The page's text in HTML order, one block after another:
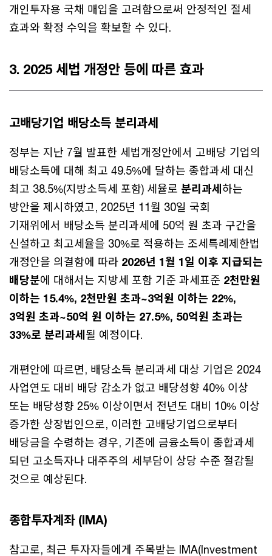
개인투자용 국채 매입을 고려함으로써 안정적인 절세
효과와 확정 수익을 확보할 수 있다.
3. 2025 세법 개정안 등에 따른 효과
고배당기업 배당소득 분리과세
정부는 지난 7월 발표한 세법개정안에서 고배당 기업의
배당소득에 대해 최고 49.5%에 달하는 종합과세 대신
최고 38.5%(지방소득세 포함) 세율로 분리과세하는
방안을 제시하였고, 2025년 11월 30일 국회
기재위에서 배당소득 분리과세에 50억 원 초과 구간을
신설하고 최고세율을 30%로 적용하는 조세특례제한법
개정안을 의결함에 따라 2026년 1월 1일 이후 지급되는
배당분에 대해서는 지방세 포함 기준 과세표준 2천만원
이하는 15.4%, 2천만원 초과~3억원 이하는 22%,
3억원 초과~50억 원 이하는 27.5%, 50억원 초과는
33%로 분리과세될 예정이다.
개편안에 따르면, 배당소득 분리과세 대상 기업은 2024
사업연도 대비 배당 감소가 없고 배당성향 40% 이상
또는 배당성향 25% 이상이면서 전년도 대비 10% 이상
증가한 상장법인으로, 이러한 고배당기업으로부터
배당금을 수령하는 경우, 기존에 금융소득이 종합과세
되던 고소득자나 대주주의 세부담이 상당 수준 절감될
것으로 예상된다.
종합투자계좌 (IMA)
참고로, 최근 투자자들에게 주목받는 IMA(Investment